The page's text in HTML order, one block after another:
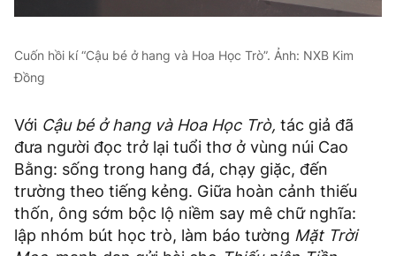
Cuốn hồi kí “Cậu bé ở hang và Hoa Học Trò”. Ảnh: NXB Kim
Đồng
Với Cậu bé ở hang và Hoa Học Trò, tác giả đã
đưa người đọc trở lại tuổi thơ ở vùng núi Cao
Bằng: sống trong hang đá, chạy giặc, đến
trường theo tiếng kẻng. Giữa hoàn cảnh thiếu
thốn, ông sớm bộc lộ niềm say mê chữ nghĩa:
lập nhóm bút học trò, làm báo tường Mặt Trời